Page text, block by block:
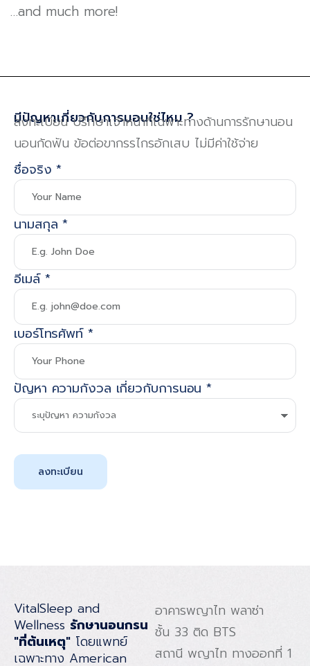
…and much more!
มีปัญหาเกี่ยวกับการนอนใช่ไหม ?
ลงทะเบียน ปรึกษาเจ้าหน้าที่เฉพาะทางด้านการรักษานอน
นอนกัดฟัน ข้อต่อขากรรไกรอักเสบ ไม่มีค่าใช้จ่าย
ชื่อจริง*
นามสกุล*
อีเมล์ *
เบอร์โทรศัพท์ *
ปัญหา ความกังวล เกี่ยวกับการนอน*
ลงทะเบียน
VitalSleep and
Wellness รักษานอนกรน
"ที่ต้นเหตุ" โดยแพทย์
เฉพาะทาง American
อาคารพญาไท พลาซ่า
ชั้น 33 ติด BTS
สถานี พญาไท ทางออกที่ 1